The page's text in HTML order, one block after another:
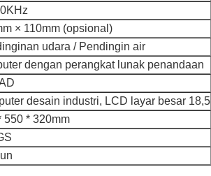
× 110mm (opsional)
udara / Pendingin air
dengan perangkat lunak penandaan
desain industri, LCD layar besar 18,5
550 * 320mm